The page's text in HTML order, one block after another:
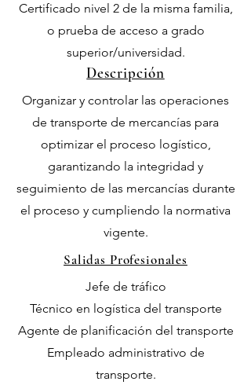
Certificado nivel 2 de la misma familia,
o prueba de acceso a grado
superior/universidad.
Descripción
Organizar y controlar las operaciones
de transporte de mercancías para
optimizar el proceso logístico,
garantizando la integridad y
seguimiento de las mercancías durante
el proceso y cumpliendo la normativa
vigente.
Salidas Profesionales
Jefe de tráfico
Técnico en logística del transporte
Agente de planificación del transporte
Empleado administrativo de
transporte.